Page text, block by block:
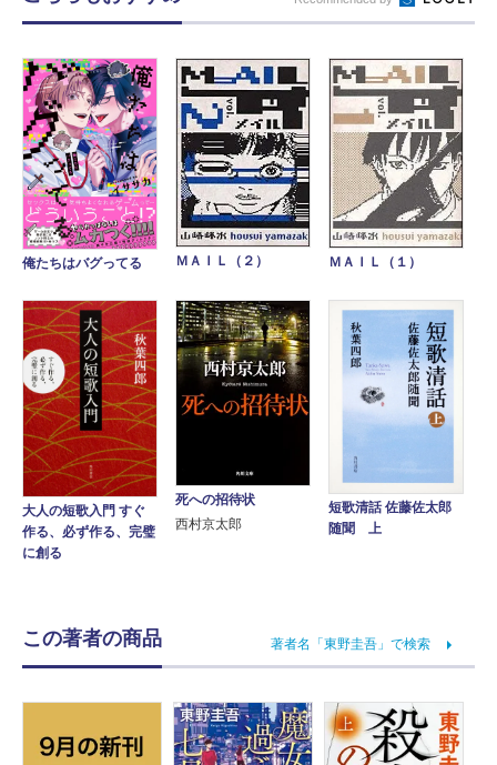
俺たちはバグってる ＭＡＩＬ（２） ＭＡＩＬ（１）
大人の短歌入門 すぐ
作る、必ず作る、完璧
に創る
死への招待状
西村京太郎
短歌清話 佐藤佐太郎
随聞 上
この著者の商品 著者名「東野圭吾」で検索